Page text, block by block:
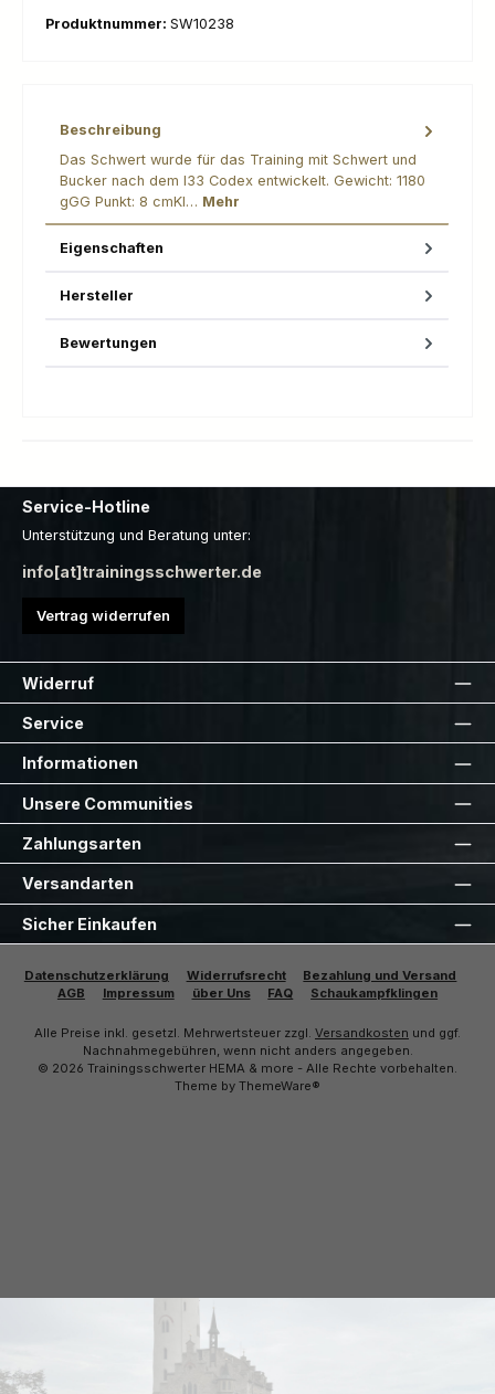
Produktnummer: SW10238
Beschreibung
Das Schwert wurde für das Training mit Schwert und
Bucker nach dem I33 Codex entwickelt. Gewicht: 1180
gGG Punkt: 8 cmKl… Mehr
Eigenschaften
Hersteller
Bewertungen
Service-Hotline
Unterstützung und Beratung unter:
info[at]trainingsschwerter.de
Vertrag widerrufen
Widerruf
Service
Informationen
Unsere Communities
Zahlungsarten
Versandarten
Sicher Einkaufen
Datenschutzerklärung Widerrufsrecht
Bezahlung und Versand
AGB
Impressum über Uns FAQ Schaukampfklingen
Alle Preise inkl. gesetzl. Mehrwertsteuer zzgl. Versandkosten und ggf.
Nachnahmegebühren, wenn nicht anders angegeben.
© 2026 Trainingsschwerter HEMA & more - Alle Rechte vorbehalten.
Theme by ThemeWare®